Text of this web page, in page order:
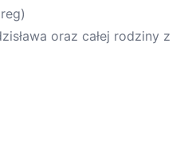
oraz całej rodziny z